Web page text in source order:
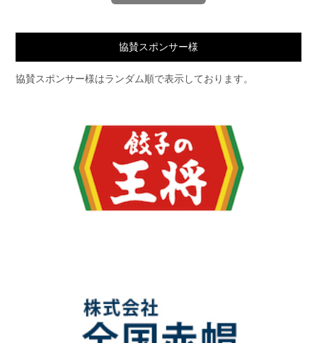
協賛スポンサー様
協賛スポンサー様はランダム順で表示しております。